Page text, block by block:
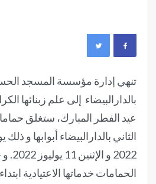
تنهي إدارة مؤسسة المسجد
بالدارالبيضاء إلى علم زبنائها
عيد الفطر المبارك، ستغلق
2022
الحمامات خدماتها الاعتيادية